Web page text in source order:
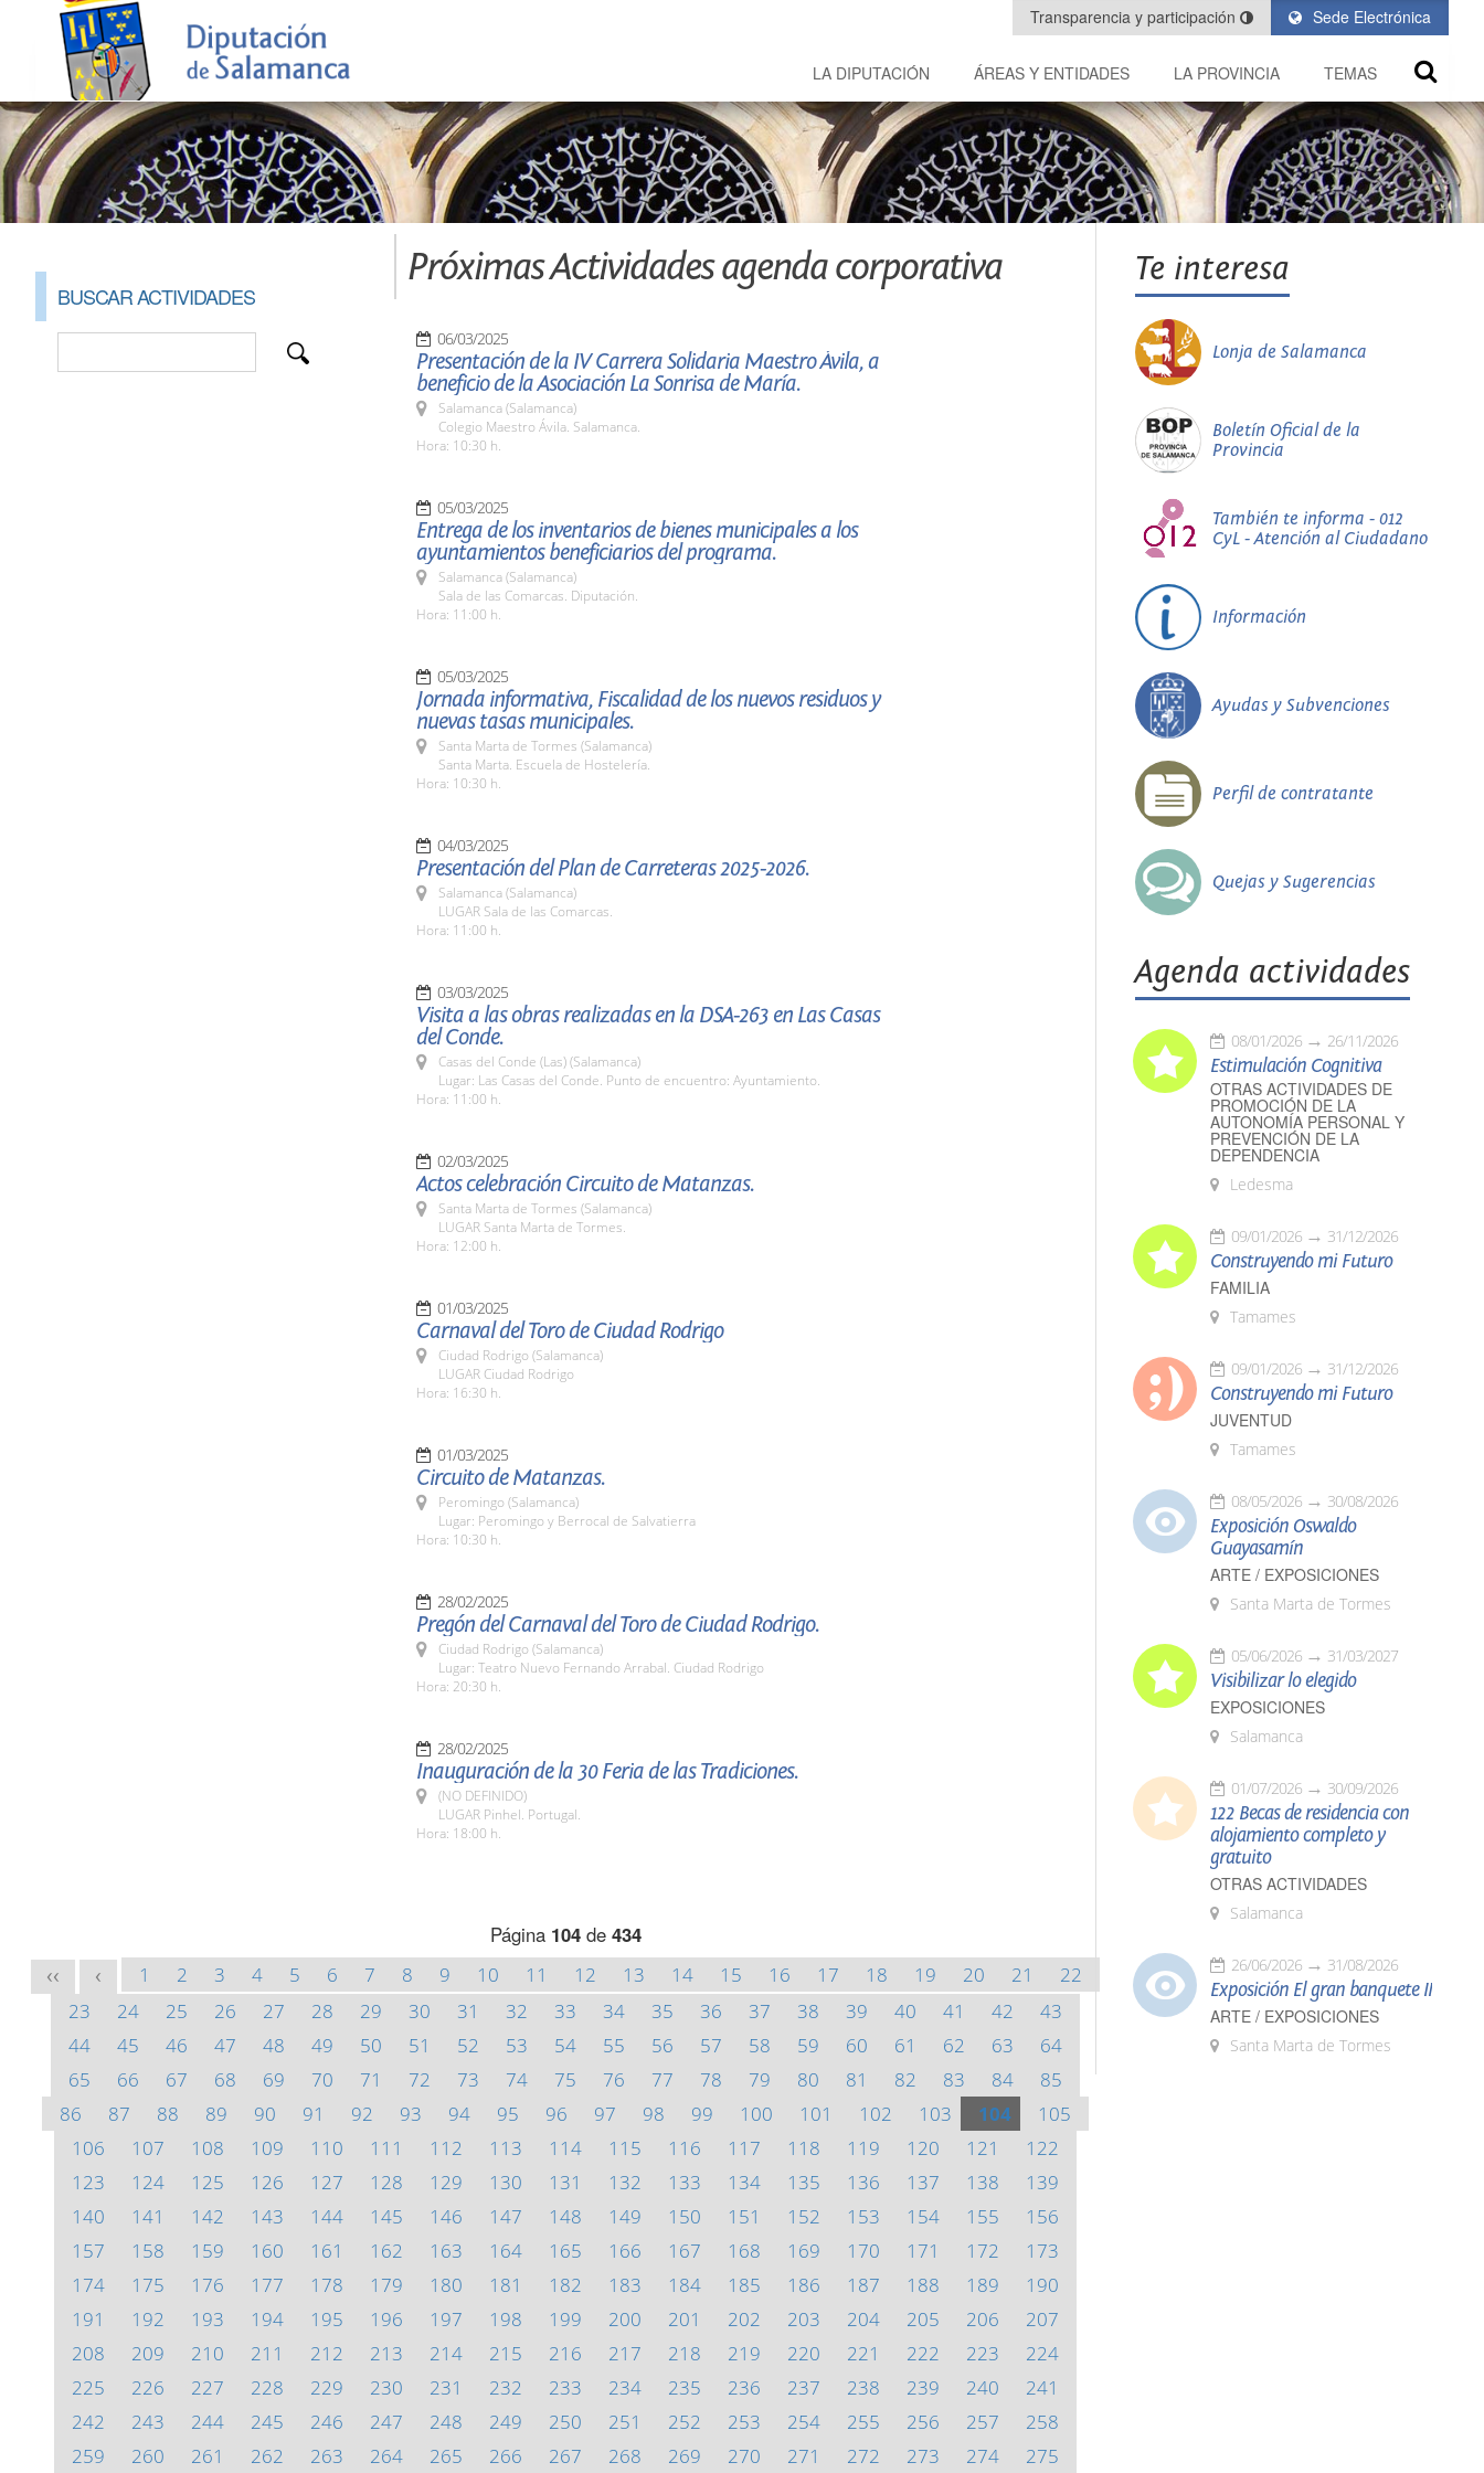
Sede Electrónica
Transparencia y participación
LA DIPUTACIÓN ÁREAS Y ENTIDADES LA PROVINCIA TEMAS
BUSCAR ACTIVIDADES
Próximas Actividades agenda corporativa
06/03/2025
Presentación de la IV Carrera Solidaria Maestro Ávila, a
beneficio de la Asociación La Sonrisa de María.
Salamanca (Salamanca)
Colegio Maestro Ávila. Salamanca.
Hora: 10:30 h.
05/03/2025
Entrega de los inventarios de bienes municipales a los
ayuntamientos beneficiarios del programa.
Salamanca (Salamanca)
Sala de las Comarcas. Diputación.
Hora: 11:00 h.
05/03/2025
Jornada informativa, Fiscalidad de los nuevos residuos y
nuevas tasas municipales.
Santa Marta de Tormes (Salamanca)
Santa Marta. Escuela de Hostelería.
Hora: 10:30 h.
04/03/2025
Presentación del Plan de Carreteras 2025-2026.
Salamanca (Salamanca)
LUGAR Sala de las Comarcas.
Hora: 11:00 h.
03/03/2025
Visita a las obras realizadas en la DSA-263 en Las Casas
del Conde.
Casas del Conde (Las) (Salamanca)
Lugar: Las Casas del Conde. Punto de encuentro: Ayuntamiento.
Hora: 11:00 h.
02/03/2025
Actos celebración Circuito de Matanzas.
Santa Marta de Tormes (Salamanca)
LUGAR Santa Marta de Tormes.
Hora: 12:00 h.
01/03/2025
Carnaval del Toro de Ciudad Rodrigo
Ciudad Rodrigo (Salamanca)
LUGAR Ciudad Rodrigo
Hora: 16:30 h.
01/03/2025
Circuito de Matanzas.
Peromingo (Salamanca)
Lugar: Peromingo y Berrocal de Salvatierra
Hora: 10:30 h.
28/02/2025
Pregón del Carnaval del Toro de Ciudad Rodrigo.
Ciudad Rodrigo (Salamanca)
Lugar: Teatro Nuevo Fernando Arrabal. Ciudad Rodrigo
Hora: 20:30 h.
28/02/2025
Inauguración de la 30 Feria de las Tradiciones.
(NO DEFINIDO)
LUGAR Pinhel. Portugal.
Hora: 18:00 h.
Página 104de 434
<< < 1 2 3 4 5 6 7 8 9 10 11 12 13 14 15 16 17 18 19 20 21
22
23
24 25 26 27 28 29 30 31 32 33 34 35 36 37 38 39 40 41 42
43
44
45 46 47 48 49 50 51 52 53 54 55 56 57 58 59 60 61 62 63
64
65
66 67 68 69 70 71 72 73 74 75 76 77 78 79 80 81 82 83 84
85
86
87 88 89 90 91 92 93 94 95 96 97 98 99 100 101 102 103 104
105
106
107 108 109 110 111 112 113 114 115 116 117 118 119 120 121
122
123
124 125 126 127 128 129 130 131 132 133 134 135 136 137 138
139
140
141 142 143 144 145 146 147 148 149 150 151 152 153 154 155
156
157
158 159 160 161 162 163 164 165 166 167 168 169 170 171 172
173
174
175 176 177 178 179 180 181 182 183 184 185 186 187 188 189
190
191
192 193 194 195 196 197 198 199 200 201 202 203 204 205 206
207
208
209 210 211 212 213 214 215 216 217 218 219 220 221 222 223
224
225
226 227 228 229 230 231 232 233 234 235 236 237 238 239 240
241
242
243 244 245 246 247 248 249 250 251 252 253 254 255 256 257
258
259
260 261 262 263 264 265 266 267 268 269 270 271 272 273 274 275
Te interesa
Lonja de Salamanca
Boletín Oficial de la
Provincia
También te informa - 012
CyL - Atención al Ciudadano
Información
Ayudas y Subvenciones
Perfil de contratante
Quejas y Sugerencias
Agenda actividades
08/01/2026 26/11/2026
Estimulación Cognitiva
OTRAS ACTIVIDADES DE
PROMOCIÓN DE LA
AUTONOMÍA PERSONAL Y
PREVENCIÓN DE LA
DEPENDENCIA
Ledesma
09/01/2026 31/12/2026
Construyendo mi Futuro
FAMILIA
Tamames
09/01/2026 31/12/2026
Construyendo mi Futuro
JUVENTUD
Tamames
08/05/2026 30/08/2026
Exposición Oswaldo
Guayasamín
ARTE / EXPOSICIONES
Santa Marta de Tormes
05/06/2026 31/03/2027
Visibilizar lo elegido
EXPOSICIONES
Salamanca
01/07/2026 30/09/2026
122 Becas de residencia con
alojamiento completo y
gratuito
OTRAS ACTIVIDADES
Salamanca
26/06/2026 31/08/2026
Exposición El gran banquete II
ARTE / EXPOSICIONES
Santa Marta de Tormes